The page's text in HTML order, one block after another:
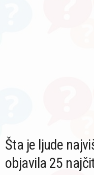
Šta je ljude
objavila 25